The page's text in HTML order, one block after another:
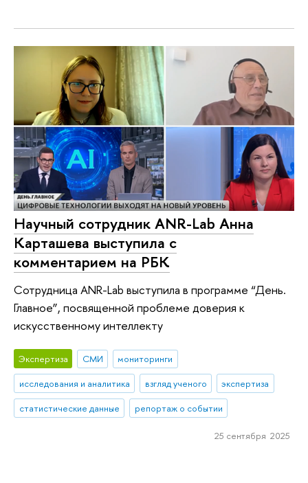
Научный сотрудник ANR-Lab Анна
Карташева выступила с
комментарием на РБК
Сотрудница ANR-Lab выступила в программе “День.
Главное”, посвященной проблеме доверия к
искусственному интеллекту
Экспертиза СМИ
мониторинги
исследования и аналитика
взгляд ученого
экспертиза
статистические данные
репортаж о событии
25 сентября 2025